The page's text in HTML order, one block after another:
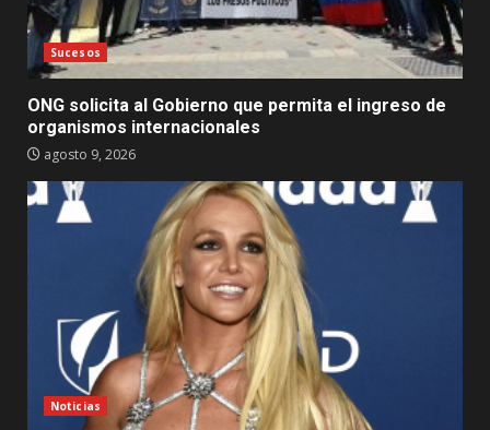
Sucesos
ONG solicita al Gobierno que permita el ingreso de
organismos internacionales
agosto 9, 2026
Noticias